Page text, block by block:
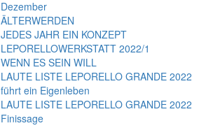
Dezember
ÄLTERWERDEN
JEDES JAHR EIN KONZEPT
LEPORELLOWERKSTATT 2022/1
WENN ES SEIN WILL
LAUTE LISTE LEPORELLO GRANDE 2022
führt ein Eigenleben
LAUTE LISTE LEPORELLO GRANDE 2022
Finissage